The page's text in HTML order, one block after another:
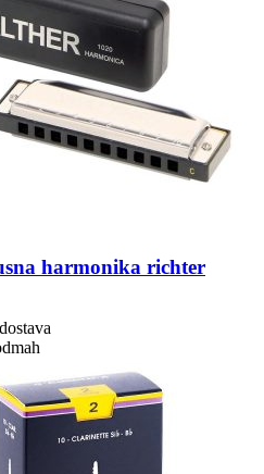
harmonika richter